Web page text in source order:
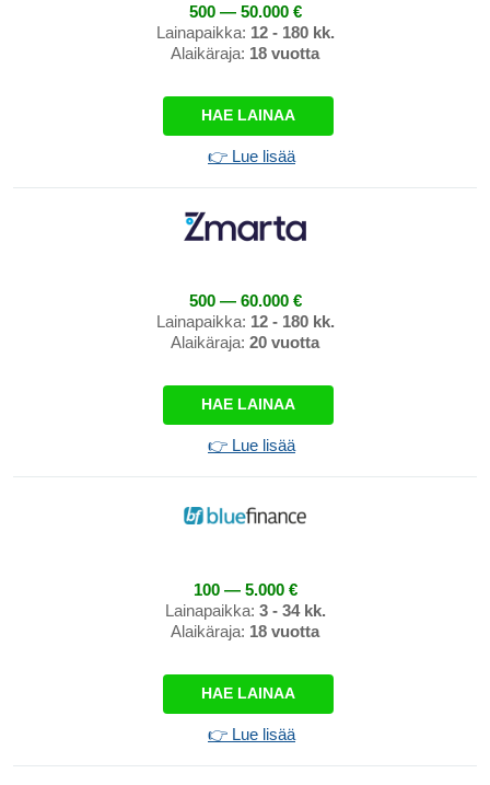
500 — 50.000 €
Lainapaikka: 12 - 180 kk.
Alaikäraja: 18 vuotta
HAE LAINAA
👉 Lue lisää
500 — 60.000 €
Lainapaikka: 12 - 180 kk.
Alaikäraja: 20 vuotta
HAE LAINAA
👉 Lue lisää
100 — 5.000 €
Lainapaikka: 3 - 34 kk.
Alaikäraja: 18 vuotta
HAE LAINAA
👉 Lue lisää